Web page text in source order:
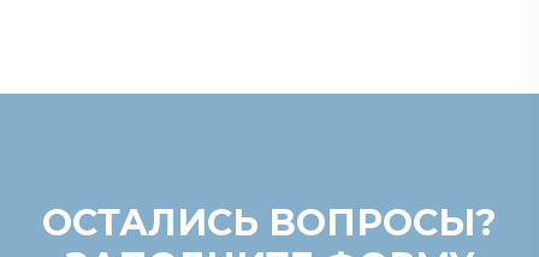
ОСТАЛИСЬ ВОПРОСЫ?